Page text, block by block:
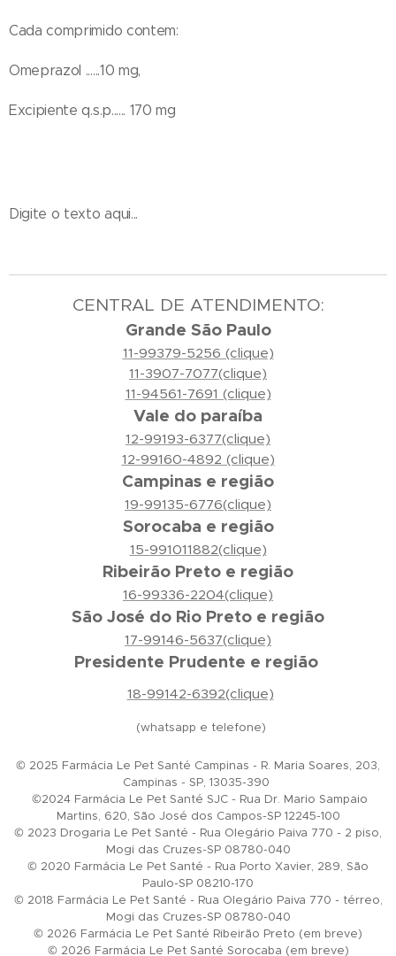
Cada comprimido contem:
Omeprazol ......10 mg,
Excipiente q.s.p...... 170 mg
Digite o texto aqui...
CENTRAL DE ATENDIMENTO:
Grande São Paulo
11-99379-5256 (clique)
11-3907-7077(clique)
11-94561-7691 (clique)
Vale do paraíba
12-99193-6377(clique)
12-99160-4892 (clique)
Campinas e região
19-99135-6776(clique)
Sorocaba e região
15-991011882(clique)
Ribeirão Preto e região
16-99336-2204(clique)
São José do Rio Preto e região
17-99146-5637(clique)
Presidente Prudente e região
18-99142-6392(clique)
(whatsapp e telefone)
© 2025 Farmácia Le Pet Santé Campinas - R. Maria Soares, 203,
Campinas - SP, 13035-390
©2024 Farmácia Le Pet Santé SJC - Rua Dr. Mario Sampaio
Martins, 620, São José dos Campos-SP 12245-100
© 2023 Drogaria Le Pet Santé - Rua Olegário Paiva 770 - 2 piso,
Mogi das Cruzes-SP 08780-040
© 2020 Farmácia Le Pet Santé - Rua Porto Xavier, 289, São
Paulo-SP 08210-170
© 2018 Farmácia Le Pet Santé - Rua Olegário Paiva 770 - térreo,
Mogi das Cruzes-SP 08780-040
© 2026 Farmácia Le Pet Santé Ribeirão Preto (em breve)
© 2026 Farmácia Le Pet Santé Sorocaba (em breve)